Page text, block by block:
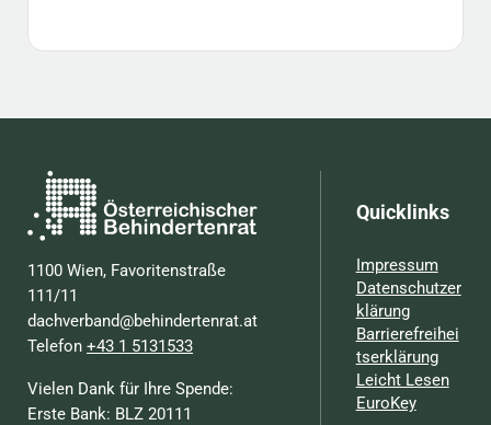
1100 Wien, Favoritenstraße
111/11
dachverband@behindertenrat.at
Telefon+43 1 5131533
Vielen Dank für Ihre Spende:
Erste Bank: BLZ 20111
Quicklinks
Impressum
Datenschutzer
klärung
Barrierefreihei
tserklärung
Leicht Lesen
EuroKey